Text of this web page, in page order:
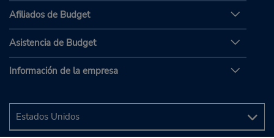
Afiliados de Budget
Asistencia de Budget
Información de la empresa